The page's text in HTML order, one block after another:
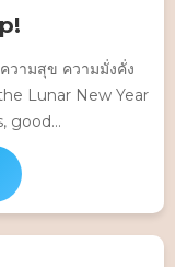
วามสุข ความมั่งคั่ง
Lunar New Year
good...